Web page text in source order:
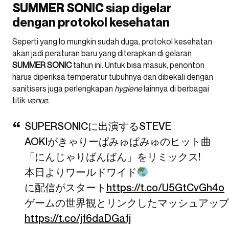
SUMMER SONIC siap digelar
dengan protokol kesehatan
Seperti yang lo mungkin sudah duga, protokol kesehatan
akan jadi peraturan baru yang diterapkan di gelaran
SUMMER SONICtahun ini. Untuk bisa masuk, penonton
harus diperiksa temperatur tubuhnya dan dibekali dengan
sanitisers juga perlengkapan hygienelainnya di berbagai
titik venue.
SUPERSONICに出演するSTEVE
AOKIがきゃりーぱみゅぱみゅのヒット曲
「にんじゃりばんばん」をリミックス!
本日よりワールドワイド
に配信がスタート https://t.co/U5GtCvGh4o
ゲームの世界観とリンクしたマッシュアッ
https://t.co/jf6daDGafj